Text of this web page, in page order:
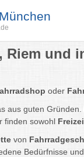
Riem und
oder
aus guten
finden sowohl
von
Bedürfnisse